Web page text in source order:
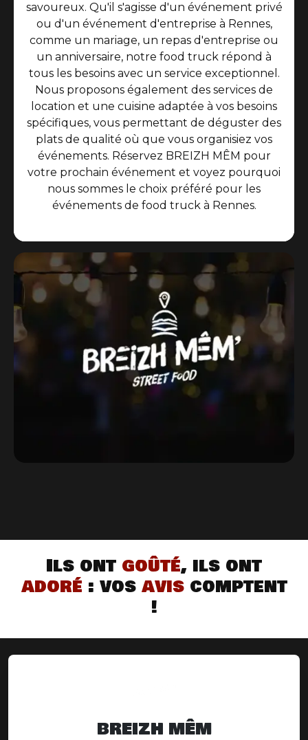
savoureux. Qu'il s'agisse d'un événement privé
ou d'un événement d'entreprise à Rennes,
comme un mariage, un repas d'entreprise ou
un anniversaire, notre food truck répond à
tous les besoins avec un service exceptionnel.
Nous proposons également des services de
location et une cuisine adaptée à vos besoins
spécifiques, vous permettant de déguster des
plats de qualité où que vous organisiez vos
événements. Réservez BREIZH MÊM pour
votre prochain événement et voyez pourquoi
nous sommes le choix préféré pour les
événements de food truck à Rennes.
Ils ont goûté, ils ont
adoré : vos aviscomptent
!
BREIZH MÊM